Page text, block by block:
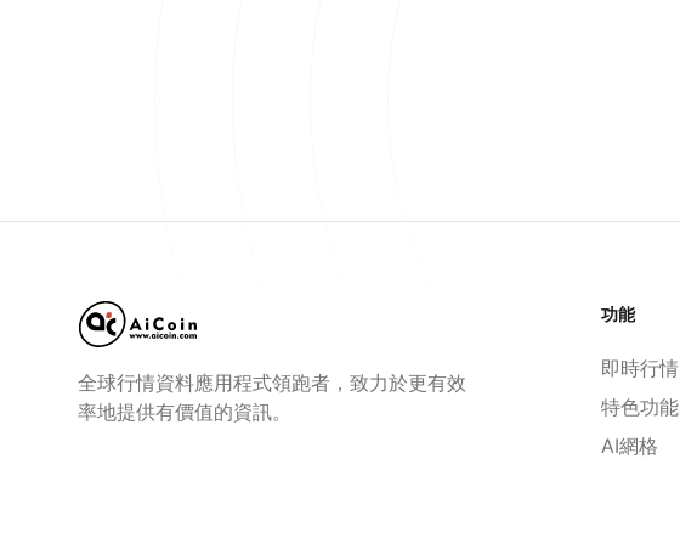
全球行情資料應用程式領跑者，致力於更有效
率地提供有價值的資訊。
功能
即時行情
特色功能
AI網格